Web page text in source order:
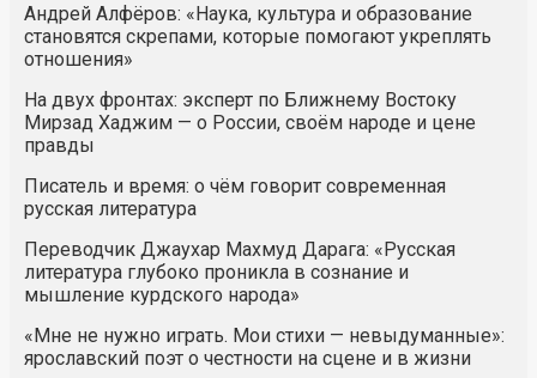
Андрей Алфёров: «Наука, культура и образование
становятся скрепами, которые помогают укреплять
отношения»
На двух фронтах: эксперт по Ближнему Востоку
Мирзад Хаджим — о России, своём народе и цене
правды
Писатель и время: о чём говорит современная
русская литература
Переводчик Джаухар Махмуд Дарага: «Русская
литература глубоко проникла в сознание и
мышление курдского народа»
«Мне не нужно играть. Мои стихи — невыдуманные»:
ярославский поэт о честности на сцене и в жизни